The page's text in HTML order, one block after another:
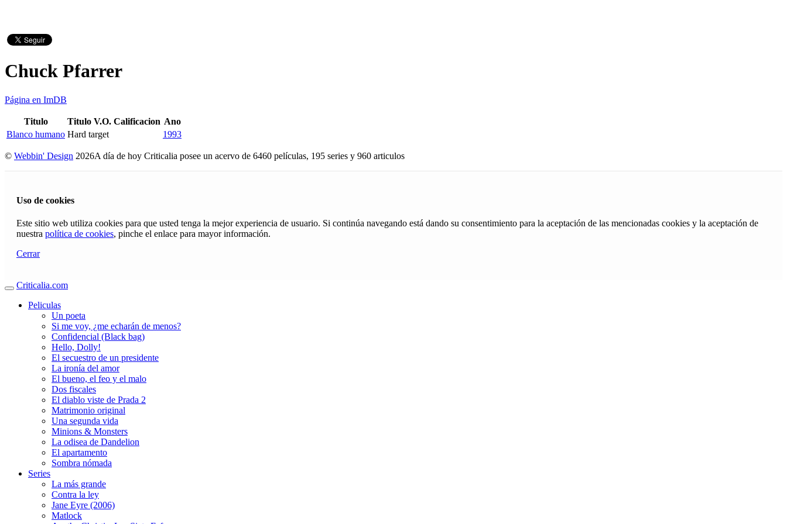
Chuck Pfarrer
Página en ImDB
Titulo Titulo V.O. Calificacion Ano
Blanco humano Hard target 1993
© Webbin' Design 2026A día de hoy Criticalia posee un acervo de 6460 películas, 195 series y 960 articulos
Uso de cookies
Este sitio web utiliza cookies para que usted tenga la mejor experiencia de usuario. Si continúa navegando está dando su consentimiento para la aceptación de las mencionadas cookies y la aceptación de
nuestra política de cookies, pinche el enlace para mayor información.
Cerrar
Criticalia.com
Peliculas
Un poeta
Si me voy, ¿me echarán de menos?
Confidencial (Black bag)
Hello, Dolly!
El secuestro de un presidente
La ironía del amor
El bueno, el feo y el malo
Dos fiscales
El diablo viste de Prada 2
Matrimonio original
Una segunda vida
Minions & Monsters
La odisea de Dandelion
El apartamento
Sombra nómada
Series
La más grande
Contra la ley
Jane Eyre (2006)
Matlock